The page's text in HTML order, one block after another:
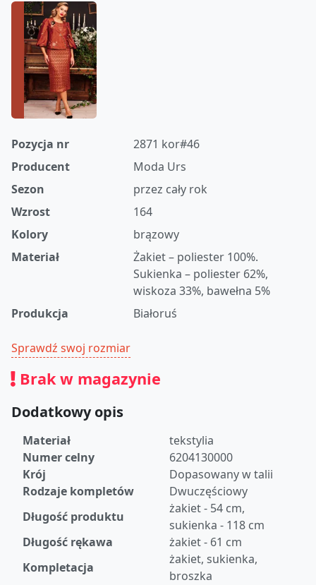
Pozycja nr
2871 kor#46
Producent
Moda Urs
Sezon
przez cały rok
Wzrost
164
Kolory
brązowy
Materiał
Żakiet – poliester 100%.
Sukienka – poliester 62%,
wiskoza 33%, bawełna 5%
Produkcja
Białoruś
Sprawdź swoj rozmiar
Brak w magazynie
Dodatkowy opis
Materiał
tekstylia
Numer celny
6204130000
Krój
Dopasowany w talii
Rodzaje kompletów
Dwuczęściowy
Długość produktu
żakiet - 54 cm,
sukienka - 118 cm
Długość rękawa
żakiet - 61 cm
Kompletacja
żakiet, sukienka,
broszka